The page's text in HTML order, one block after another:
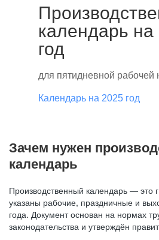
календарь на
год
для пятидневной рабочей
Календарь на 2025 год
Зачем нужен
календарь
Производственный календарь — это
указаны рабочие, праздничные и
года. Документ основан на нормах
законодательства и утверждён